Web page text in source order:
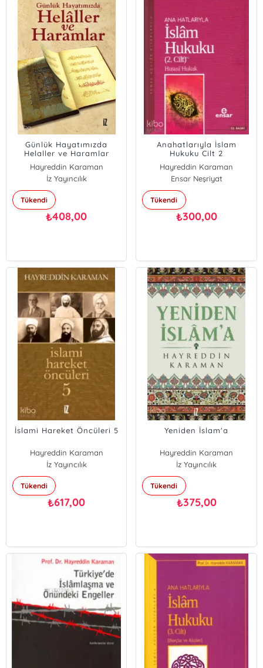
Günlük Hayatımızda
Helaller ve Haramlar
Hayreddin Karaman
İz Yayıncılık
Tükendi
₺408,00
Anahatlarıyla İslam
Hukuku Cilt 2
Hayreddin Karaman
Ensar Neşriyat
Tükendi
₺300,00
İslami Hareket Öncüleri 5
Hayreddin Karaman
İz Yayıncılık
Tükendi
₺617,00
Yeniden İslam'a
Hayreddin Karaman
İz Yayıncılık
Tükendi
₺375,00